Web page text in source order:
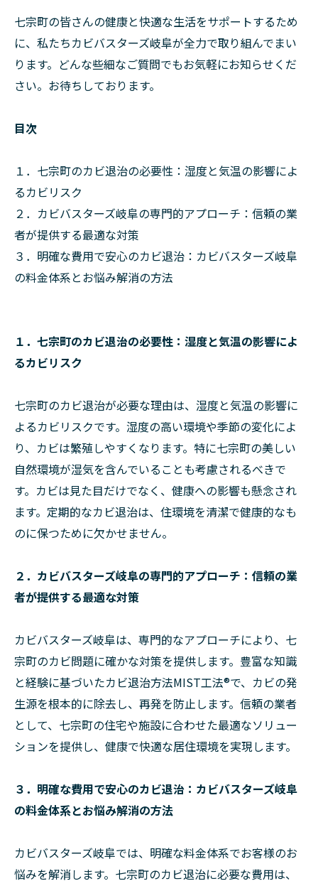
七宗町の皆さんの健康と快適な生活をサポートするため
に、私たちカビバスターズ岐阜が全力で取り組んでまい
ります。どんな些細なご質問でもお気軽にお知らせくだ
さい。お待ちしております。
目次
１．七宗町のカビ退治の必要性：湿度と気温の影響によ
るカビリスク
２．カビバスターズ岐阜の専門的アプローチ：信頼の業
者が提供する最適な対策
３．明確な費用で安心のカビ退治：カビバスターズ岐阜
の料金体系とお悩み解消の方法
１．七宗町のカビ退治の必要性：湿度と気温の影響によ
るカビリスク
七宗町のカビ退治が必要な理由は、湿度と気温の影響に
よるカビリスクです。湿度の高い環境や季節の変化によ
り、カビは繁殖しやすくなります。特に七宗町の美しい
自然環境が湿気を含んでいることも考慮されるべきで
す。カビは見た目だけでなく、健康への影響も懸念され
ます。定期的なカビ退治は、住環境を清潔で健康的なも
のに保つために欠かせません。
２．カビバスターズ岐阜の専門的アプローチ：信頼の業
者が提供する最適な対策
カビバスターズ岐阜は、専門的なアプローチにより、七
宗町のカビ問題に確かな対策を提供します。豊富な知識
と経験に基づいたカビ退治方法MIST工法®で、カビの発
生源を根本的に除去し、再発を防止します。信頼の業者
として、七宗町の住宅や施設に合わせた最適なソリュー
ションを提供し、健康で快適な居住環境を実現します。
３．明確な費用で安心のカビ退治：カビバスターズ岐阜
の料金体系とお悩み解消の方法
カビバスターズ岐阜では、明確な料金体系でお客様のお
悩みを解消します。七宗町のカビ退治に必要な費用は、